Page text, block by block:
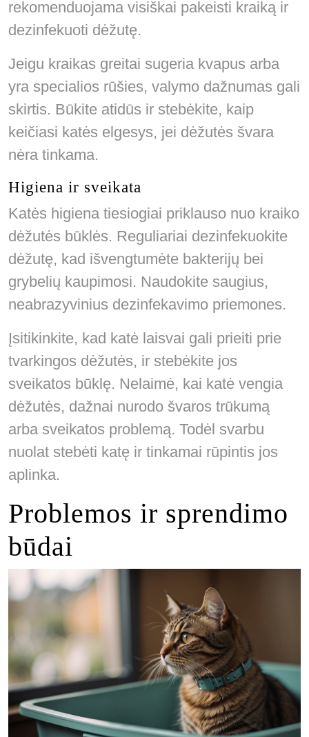
rekomenduojama visiškai pakeisti kraiką ir
dezinfekuoti dėžutę.
Jeigu kraikas greitai sugeria kvapus arba
yra specialios rūšies, valymo dažnumas gali
skirtis. Būkite atidūs ir stebėkite, kaip
keičiasi katės elgesys, jei dėžutės švara
nėra tinkama.
Higiena ir sveikata
Katės higiena tiesiogiai priklauso nuo kraiko
dėžutės būklės. Reguliariai dezinfekuokite
dėžutę, kad išvengtumėte bakterijų bei
grybelių kaupimosi. Naudokite saugius,
neabrazyvinius dezinfekavimo priemones.
Įsitikinkite, kad katė laisvai gali prieiti prie
tvarkingos dėžutės, ir stebėkite jos
sveikatos būklę. Nelaimė, kai katė vengia
dėžutės, dažnai nurodo švaros trūkumą
arba sveikatos problemą. Todėl svarbu
nuolat stebėti katę ir tinkamai rūpintis jos
aplinka.
Problemos ir sprendimo
būdai